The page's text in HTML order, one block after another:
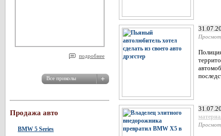
подробнее
Продажа авто
BMW 5 Series